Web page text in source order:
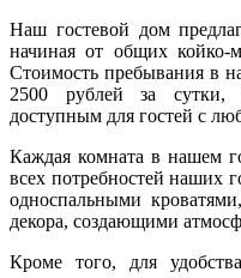
Наш гостевой дом
начиная от общих койко-
Стоимость пребывания в
2500 рублей за сутки,
доступным для гостей с
Каждая комната в нашем
всех потребностей наших
односпальными
декора, создающими
Кроме того, для